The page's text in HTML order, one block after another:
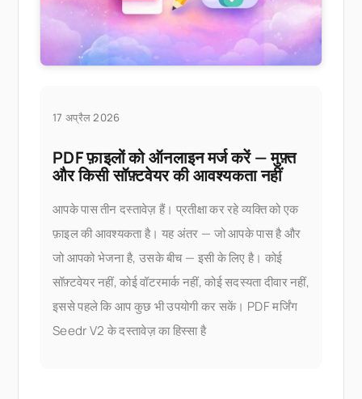
17 अप्रैल 2026
PDF फ़ाइलों को ऑनलाइन मर्ज करें — मुफ़्त
और किसी सॉफ़्टवेयर की आवश्यकता नहीं
आपके पास तीन दस्तावेज़ हैं। प्रतीक्षा कर रहे व्यक्ति को एक
फ़ाइल की आवश्यकता है। यह अंतर — जो आपके पास है और
जो आपको भेजना है, उसके बीच — इसी के लिए है। कोई
सॉफ़्टवेयर नहीं, कोई वॉटरमार्क नहीं, कोई सदस्यता दीवार नहीं,
इससे पहले कि आप कुछ भी उपयोगी कर सकें। PDF मर्जिंग
Seedr V2 के दस्तावेज़ का हिस्सा है